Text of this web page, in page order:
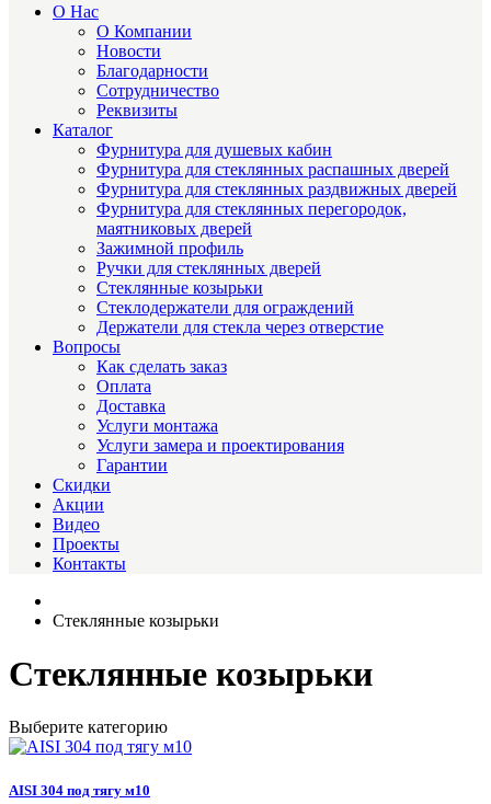
О Нас
О Компании
Новости
Благодарности
Сотрудничество
Реквизиты
Каталог
Фурнитура для душевых кабин
Фурнитура для стеклянных распашных дверей
Фурнитура для стеклянных раздвижных дверей
Фурнитура для стеклянных перегородок,
маятниковых дверей
Зажимной профиль
Ручки для стеклянных дверей
Стеклянные козырьки
Стеклодержатели для ограждений
Держатели для стекла через отверстие
Вопросы
Как сделать заказ
Оплата
Доставка
Услуги монтажа
Услуги замера и проектирования
Гарантии
Скидки
Акции
Видео
Проекты
Контакты
Стеклянные козырьки
Стеклянные козырьки
Выберите категорию
AISI 304 под тягу м10